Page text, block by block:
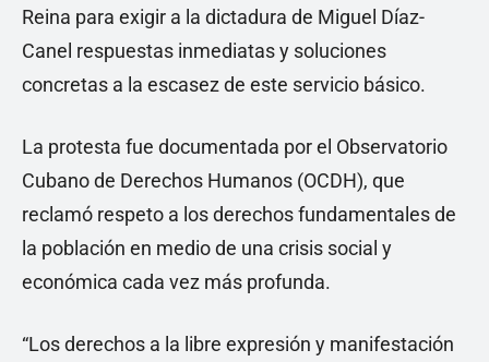
Reina para exigir a la dictadura de Miguel Díaz-
Canel respuestas inmediatas y soluciones
concretas a la escasez de este servicio básico.
La protesta fue documentada por el Observatorio
Cubano de Derechos Humanos (OCDH), que
reclamó respeto a los derechos fundamentales de
la población en medio de una crisis social y
económica cada vez más profunda.
“Los derechos a la libre expresión y manifestación